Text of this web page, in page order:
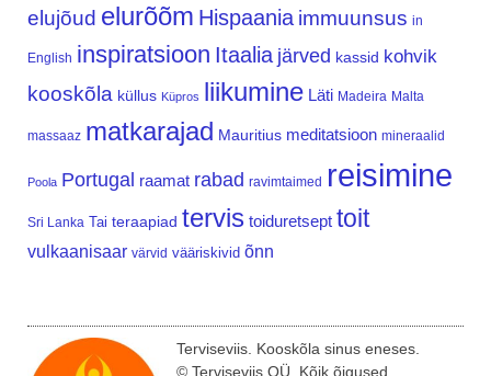
elujõud elurõõm Hispaania immuunsus in
English inspiratsioon Itaalia järved kassid kohvik
kooskõla küllus Küpros liikumine Läti Madeira Malta
massaaz matkarajad Mauritius meditatsioon mineraalid
Poola Portugal raamat rabad ravimtaimed reisimine
Sri Lanka Tai teraapiad tervis toiduretsept toit
vulkaanisaar värvid vääriskivid õnn
Terviseviis. Kooskõla sinus eneses.
© Terviseviis OÜ. Kõik õigused